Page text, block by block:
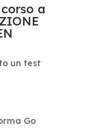
a
un test
Go